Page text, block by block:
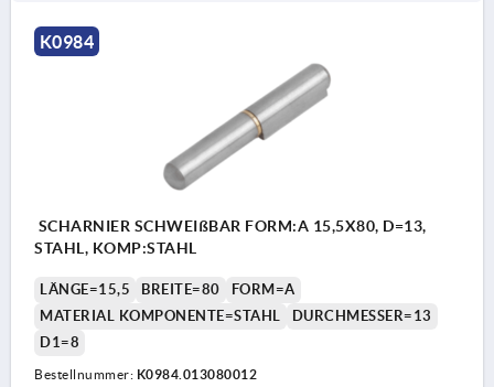
K0984
SCHARNIER SCHWEIßBAR FORM:A 15,5X80, D=13,
STAHL, KOMP:STAHL
LÄNGE=15,5 BREITE=80
FORM=A
MATERIAL KOMPONENTE=STAHL
DURCHMESSER=13
D1=8
Bestellnummer: K0984.013080012